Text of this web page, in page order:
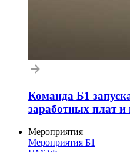
Команда Б1
заработных плат и
Мероприятия
Мероприятия Б1